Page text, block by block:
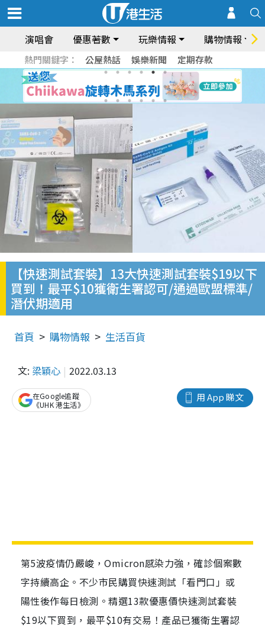
演唱會 優惠著數 玩樂情報 購物情報
熱門關鍵字： 公屋熱話 娛樂新聞 定期存款
【快速測試套裝】13大快速測試套裝$19以下
買到！最平$10獲衛生署認可/通過歐盟標準/
潛伏期適用
首頁 購物情報 生活百貨
文: 梁穎心 2022.03.13
用 App 睇文
在Google追蹤
《UHK 港生活》
第5波疫情仍嚴峻，Omicron感染力強，確診個案數
字持續高企。不少市民購買快速測試「看門口」或
陽性後作每日檢測。精選13款優惠價快速測試套裝
$19以下買到，最平$10有交易！產品已獲衛生署認